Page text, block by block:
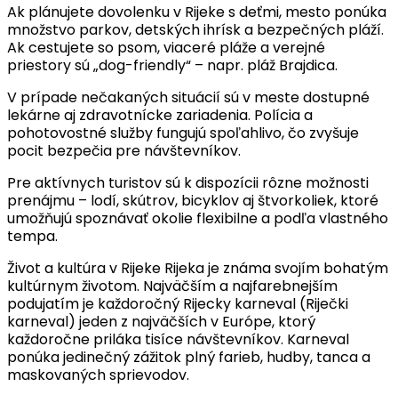
Ak plánujete dovolenku v Rijeke s deťmi, mesto ponúka
množstvo parkov, detských ihrísk a bezpečných pláží.
Ak cestujete so psom, viaceré pláže a verejné
priestory sú „dog-friendly“ – napr. pláž Brajdica.
V prípade nečakaných situácií sú v meste dostupné
lekárne aj zdravotnícke zariadenia. Polícia a
pohotovostné služby fungujú spoľahlivo, čo zvyšuje
pocit bezpečia pre návštevníkov.
Pre aktívnych turistov sú k dispozícii rôzne možnosti
prenájmu – lodí, skútrov, bicyklov aj štvorkoliek, ktoré
umožňujú spoznávať okolie flexibilne a podľa vlastného
tempa.
Život a kultúra v Rijeke Rijeka je známa svojím bohatým
kultúrnym životom. Najväčším a najfarebnejším
podujatím je každoročný Rijecky karneval (Riječki
karneval) jeden z najväčších v Európe, ktorý
každoročne priláka tisíce návštevníkov. Karneval
ponúka jedinečný zážitok plný farieb, hudby, tanca a
maskovaných sprievodov.